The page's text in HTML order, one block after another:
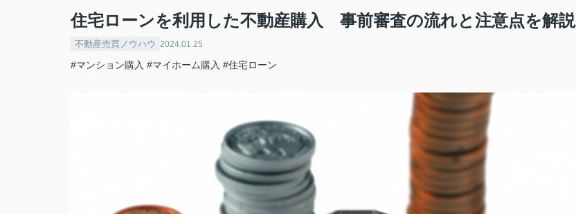
住宅ローンを利用した不動産購入 事前審査の流れと注意点を解説
不動産売買ノウハウ 2024.01.25
#マンション購入 #マイホーム購入 #住宅ローン